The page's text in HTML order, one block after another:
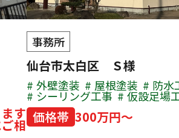
す
相
事務所
仙台市太白区 Ｓ様
外壁塗装 屋根塗装 防水
シーリング工事 仮設足場
価格帯 300万円～